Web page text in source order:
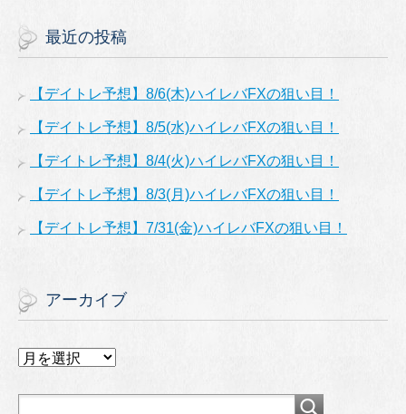
最近の投稿
【デイトレ予想】8/6(木)ハイレバFXの狙い目！
【デイトレ予想】8/5(水)ハイレバFXの狙い目！
【デイトレ予想】8/4(火)ハイレバFXの狙い目！
【デイトレ予想】8/3(月)ハイレバFXの狙い目！
【デイトレ予想】7/31(金)ハイレバFXの狙い目！
アーカイブ
ア
カ